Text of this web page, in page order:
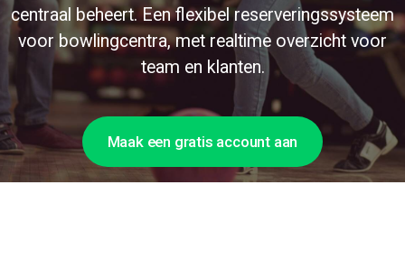
centraal beheert. Een flexibel reserveringssysteem
voor bowlingcentra, met realtime overzicht voor
team en klanten.
Maak een gratis account aan